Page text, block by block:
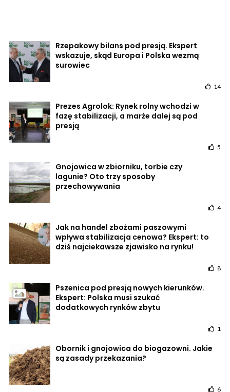
Rzepakowy bilans pod presją. Ekspert
wskazuje, skąd Europa i Polska wezmą
surowiec
14
Prezes Agrolok: Rynek rolny wchodzi w
fazę stabilizacji, a marże dalej są pod
presją
5
Gnojowica w zbiorniku, torbie czy
lagunie? Oto trzy sposoby
przechowywania
4
Jak na handel zbożami paszowymi
wpływa stabilizacja cenowa? Ekspert: to
dziś najciekawsze zjawisko na rynku!
8
Pszenica pod presją nowych kierunków.
Ekspert: Polska musi szukać
dodatkowych rynków zbytu
1
Obornik i gnojowica do biogazowni. Jakie
są zasady przekazania?
6